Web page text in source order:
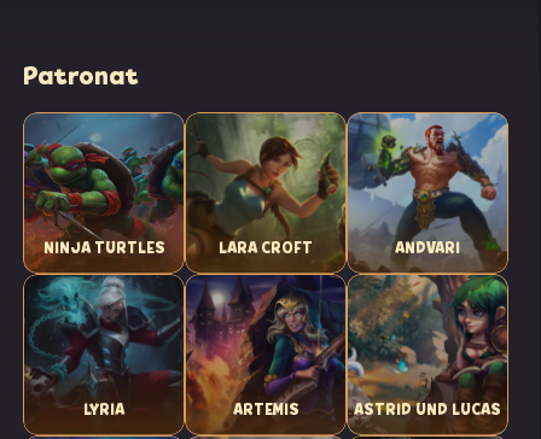
Patronat
NINJA TURTLES LARA CROFT ANDVARI
LYRIA ARTEMIS ASTRID UND LUCAS